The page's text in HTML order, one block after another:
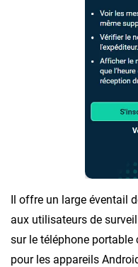
Il offre un large éventail
aux utilisateurs de
sur le téléphone
pour les appareils